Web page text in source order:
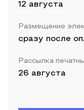
12 августа
Размещение
сразу после
Рассылка
26 августа